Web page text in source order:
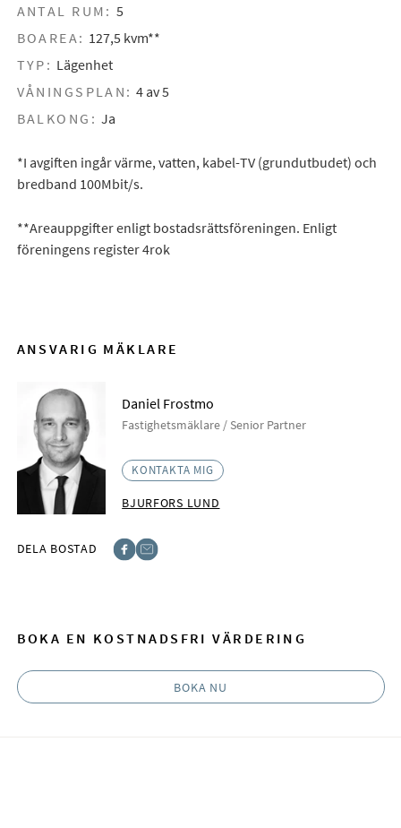
ANTAL RUM: 5
BOAREA: 127,5 kvm**
TYP: Lägenhet
VÅNINGSPLAN: 4 av 5
BALKONG: Ja
*I avgiften ingår värme, vatten, kabel-TV (grundutbudet) och
bredband 100Mbit/s.
**Areauppgifter enligt bostadsrättsföreningen. Enligt
föreningens register 4rok
ANSVARIG MÄKLARE
Daniel Frostmo
Fastighetsmäklare / Senior Partner
KONTAKTA MIG
BJURFORS LUND
DELA BOSTAD
BOKA EN KOSTNADSFRI VÄRDERING
BOKA NU